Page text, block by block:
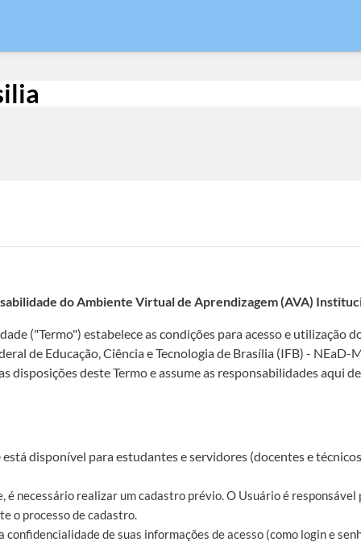
do Ambiente Virtual de Aprendizagem (AVA)
("Termo") estabelece as condições para acesso e
de Educação, Ciência e Tecnologia de Brasília (IFB) -
disposições deste Termo e assume as responsabilidades aqui
disponível para estudantes e servidores (docentes e
é necessário realizar um cadastro prévio. O Usuário é
o processo de cadastro.
confidencialidade de suas informações de acesso (como login e